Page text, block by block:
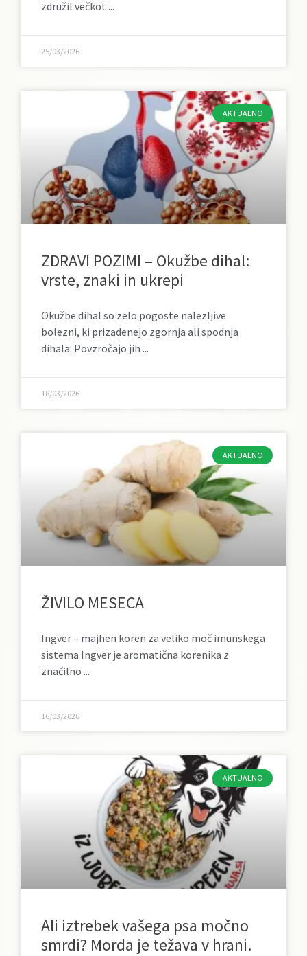
združil večkot
25/03/2026
AKTUALNO
ZDRAVI POZIMI – Okužbe dihal:
vrste, znaki in ukrepi
Okužbe dihal so zelo pogoste nalezljive
bolezni, ki prizadenejo zgornja ali spodnja
dihala. Povzročajo jih
18/03/2026
AKTUALNO
ŽIVILO MESECA
Ingver – majhen koren za veliko moč imunskega
sistema Ingver je aromatična korenika z
značilno
16/03/2026
AKTUALNO
Ali iztrebek vašega psa močno
smrdi? Morda je težava v hrani.